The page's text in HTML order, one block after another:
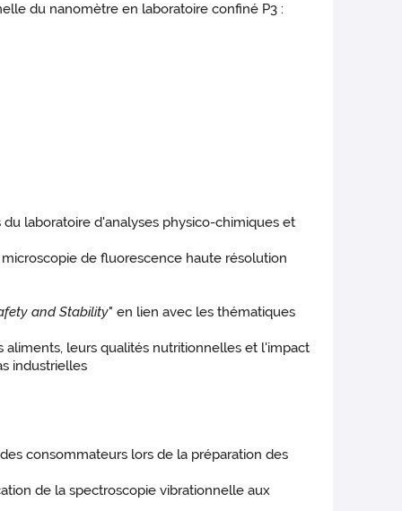
du nanomètre en laboratoire confiné P3 :
du laboratoire d'analyses physico-chimiques et
de fluorescence haute résolution
and Stability" en lien avec les thématiques
aliments, leurs qualités nutritionnelles et l'impact
industrielles
consommateurs lors de la préparation des
de la spectroscopie vibrationnelle aux